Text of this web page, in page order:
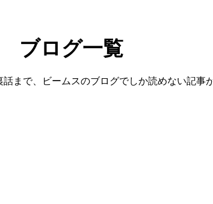
ブログ一覧
まで、ビームスのブログでしか読めない記事